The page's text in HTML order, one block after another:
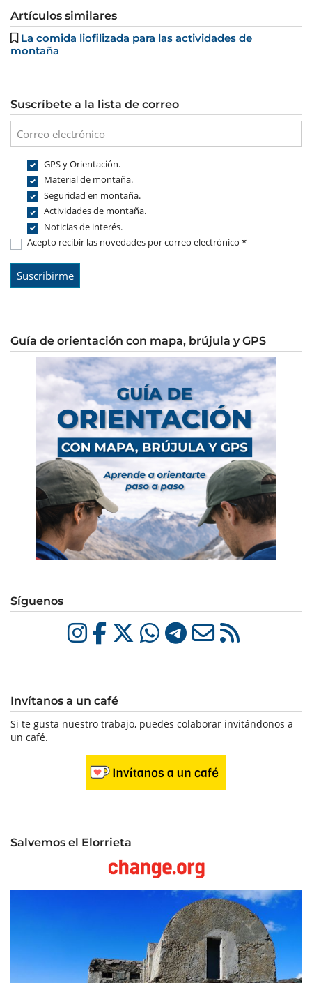
Artículos similares
La comida liofilizada para las actividades de
montaña
Suscríbete a la lista de correo
GPS y Orientación.
Material de montaña.
Seguridad en montaña.
Actividades de montaña.
Noticias de interés.
Acepto recibir las novedades por correo electrónico *
Guía de orientación con mapa, brújula y GPS
Síguenos
Invítanos a un café
Si te gusta nuestro trabajo, puedes colaborar invitándonos a
un café.
Salvemos el Elorrieta